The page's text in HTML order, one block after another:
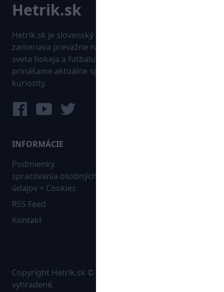
Hetrik.sk je slovenský športový portál, ktorý sa
zameriava prevažne na najnovšie informácie zo
sveta hokeja a futbalu. Pravidelne na dennej báze
prinášame aktuálne správy, góly, zaujímavosti a
kuriozity.
INFORMÁCIE
Podmienky
spracovania osobných
údajov + Cookies
RSS Feed
Kontakt
Copyright Hetrik.sk © 2026 Autorské práva sú
vyhradené.